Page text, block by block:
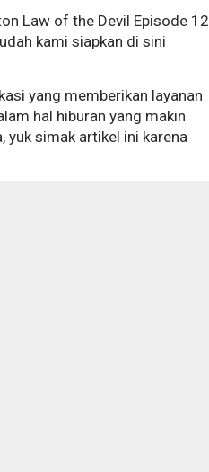
Law of the Devil Episode 12
kami siapkan di sini
yang memberikan layanan
hal hiburan yang makin
yuk simak artikel ini karena